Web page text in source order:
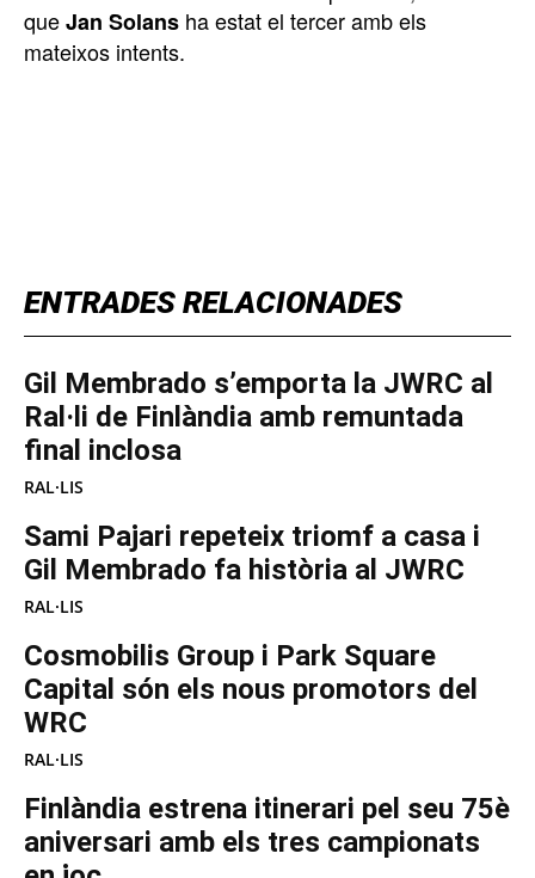
ENTRADES RELACIONADES
Gil Membrado s’emporta la JWRC al
Ral·li de Finlàndia amb remuntada
final inclosa
RAL·LIS
Sami Pajari repeteix triomf a casa i
Gil Membrado fa història al JWRC
RAL·LIS
Cosmobilis Group i Park Square
Capital són els nous promotors del
WRC
RAL·LIS
Finlàndia estrena itinerari pel seu 75è
aniversari amb els tres campionats
queJan Solans ha estat el tercer amb els
mateixos intents.